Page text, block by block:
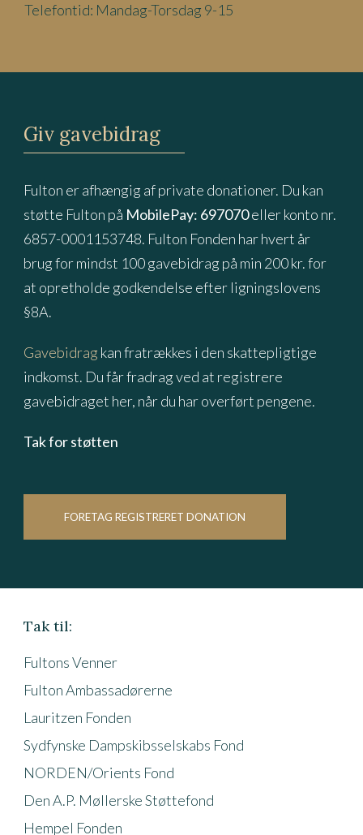
Telefontid: Mandag-Torsdag 9-15
Giv gavebidrag
Fulton er afhængig af private donationer. Du kan
støtte Fulton på MobilePay: 697070eller konto nr.
6857-0001153748. Fulton Fonden har hvert år
brug for mindst 100 gavebidrag på min 200 kr. for
at opretholde godkendelse efter ligningslovens
§8A.
Gavebidrag kan fratrækkes i den skattepligtige
indkomst. Du får fradrag ved at registrere
gavebidraget her, når du har overført pengene.
Tak for støtten
FORETAG REGISTRERET DONATION
Tak til:
Fultons Venner
Fulton Ambassadørerne
Lauritzen Fonden
Sydfynske Dampskibsselskabs Fond
NORDEN/Orients Fond
Den A.P. Møllerske Støttefond
Hempel Fonden